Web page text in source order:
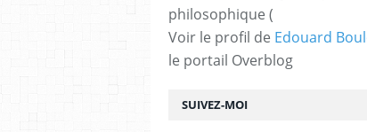
SUIVEZ-MOI
philosophique (
Voir le profil de Edouard
le portail Overblog